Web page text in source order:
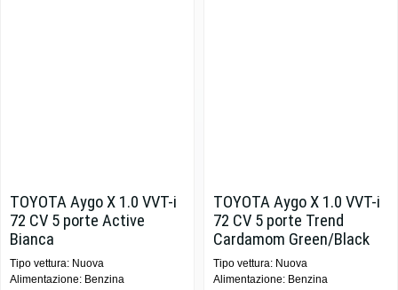
TOYOTA Aygo X 1.0 VVT-i
72 CV 5 porte Active
Bianca
Tipo vettura: Nuova
Alimentazione: Benzina
TOYOTA Aygo X 1.0 VVT-i
72 CV 5 porte Trend
Cardamom Green/Black
Tipo vettura: Nuova
Alimentazione: Benzina